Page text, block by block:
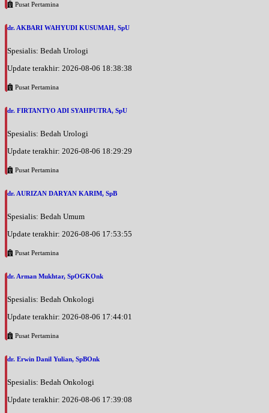
Pusat Pertamina
dr. AKBARI WAHYUDI KUSUMAH, SpU
Spesialis: Bedah Urologi
Update terakhir: 2026-08-06 18:38:38
Pusat Pertamina
dr. FIRTANTYO ADI SYAHPUTRA, SpU
Spesialis: Bedah Urologi
Update terakhir: 2026-08-06 18:29:29
Pusat Pertamina
dr. AURIZAN DARYAN KARIM, SpB
Spesialis: Bedah Umum
Update terakhir: 2026-08-06 17:53:55
Pusat Pertamina
dr. Arman Mukhtar, SpOGKOnk
Spesialis: Bedah Onkologi
Update terakhir: 2026-08-06 17:44:01
Pusat Pertamina
dr. Erwin Danil Yulian, SpBOnk
Spesialis: Bedah Onkologi
Update terakhir: 2026-08-06 17:39:08